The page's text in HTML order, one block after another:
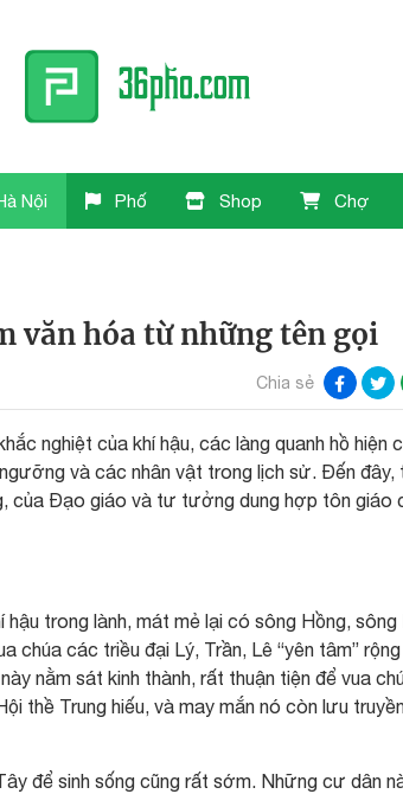
Nội Phố Shop Chợ
văn hóa từ những tên gọi
Chia sẻ
nghiệt của khí hậu, các làng quanh hồ hiện
và các nhân vật trong lịch sử. Đến đây,
của Đạo giáo và tư tưởng dung hợp tôn giáo
trong lành, mát mẻ lại có sông Hồng, sông
chúa các triều đại Lý, Trần, Lê “yên tâm”
nằm sát kinh thành, rất thuận tiện để vua
thề Trung hiếu, và may mắn nó còn lưu
để sinh sống cũng rất sớm. Những cư dân